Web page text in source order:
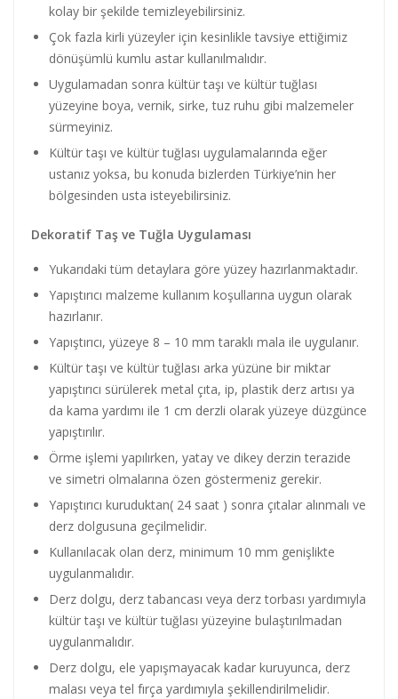
kolay bir şekilde temizleyebilirsiniz.
Çok fazla kirli yüzeyler için kesinlikle tavsiye ettiğimiz
dönüşümlü kumlu astar kullanılmalıdır.
Uygulamadan sonra kültür taşı ve kültür tuğlası
yüzeyine boya, vernik, sirke, tuz ruhu gibi malzemeler
sürmeyiniz.
Kültür taşı ve kültür tuğlası uygulamalarında eğer
ustanız yoksa, bu konuda bizlerden Türkiye’nin her
bölgesinden usta isteyebilirsiniz.
Dekoratif Taş ve Tuğla Uygulaması
Yukarıdaki tüm detaylara göre yüzey hazırlanmaktadır.
Yapıştırıcı malzeme kullanım koşullarına uygun olarak
hazırlanır.
Yapıştırıcı, yüzeye 8 – 10 mm taraklı mala ile uygulanır.
Kültür taşı ve kültür tuğlası arka yüzüne bir miktar
yapıştırıcı sürülerek metal çıta, ip, plastik derz artısı ya
da kama yardımı ile 1 cm derzli olarak yüzeye düzgünce
yapıştırılır.
Örme işlemi yapılırken, yatay ve dikey derzin terazide
ve simetri olmalarına özen göstermeniz gerekir.
Yapıştırıcı kuruduktan( 24 saat ) sonra çıtalar alınmalı ve
derz dolgusuna geçilmelidir.
Kullanılacak olan derz, minimum 10 mm genişlikte
uygulanmalıdır.
Derz dolgu, derz tabancası veya derz torbası yardımıyla
kültür taşı ve kültür tuğlası yüzeyine bulaştırılmadan
uygulanmalıdır.
Derz dolgu, ele yapışmayacak kadar kuruyunca, derz
malası veya tel fırça yardımıyla şekillendirilmelidir.